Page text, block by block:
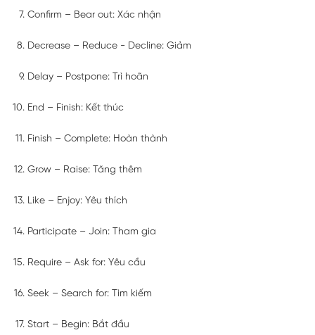
Confirm – Bear out: Xác nhận
Decrease – Reduce - Decline: Giảm
Delay – Postpone: Trì hoãn
End – Finish: Kết thúc
Finish – Complete: Hoàn thành
Grow – Raise: Tăng thêm
Like – Enjoy: Yêu thích
Participate – Join: Tham gia
Require – Ask for: Yêu cầu
Seek – Search for: Tìm kiếm
Start – Begin: Bắt đầu